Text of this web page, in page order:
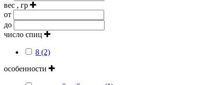
вес , гр
от
до
число спиц
8 (2)
особенности